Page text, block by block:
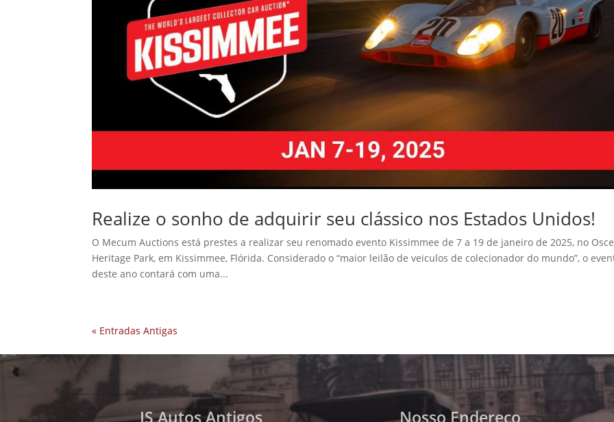
Realize o sonho de adquirir seu clássico nos Estados Unidos!
O Mecum Auctions está prestes a realizar seu renomado evento Kissimmee de 7 a 19 de janeiro de 2025, no
Heritage Park, em Kissimmee, Flórida. Considerado o “maior leilão de veiculos de colecionador do mundo”, o
deste ano contará com uma...
« Entradas Antigas
JS Autos Antigos Nosso Endereço